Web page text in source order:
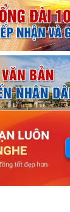
BỈNH
ĐỔI THIẾT BỊ,
chọn thực
binh - Liệt
SAU 01 NĂM
trình,...